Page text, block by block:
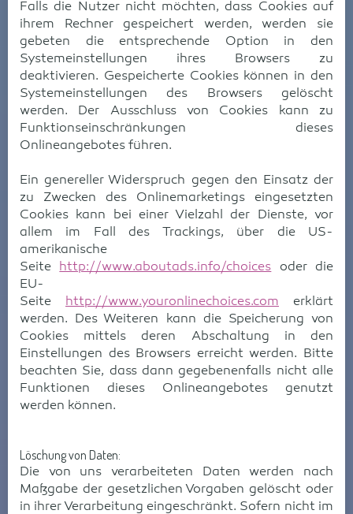
Falls die Nutzer nicht möchten, dass Cookies auf
ihrem Rechner gespeichert werden, werden sie
gebeten die entsprechende Option in den
Systemeinstellungen ihres Browsers zu
deaktivieren. Gespeicherte Cookies können in den
Systemeinstellungen des Browsers gelöscht
werden. Der Ausschluss von Cookies kann zu
Funktionseinschränkungen dieses
Onlineangebotes führen.
Ein genereller Widerspruch gegen den Einsatz der
zu Zwecken des Onlinemarketings eingesetzten
Cookies kann bei einer Vielzahl der Dienste, vor
allem im Fall des Trackings, über die US-
amerikanische
Seite
http://www.aboutads.info/choices oder die
EU-
Seite
http://www.youronlinechoices.com erklärt
werden. Des Weiteren kann die Speicherung von
Cookies mittels deren Abschaltung in den
Einstellungen des Browsers erreicht werden. Bitte
beachten Sie, dass dann gegebenenfalls nicht alle
Funktionen dieses Onlineangebotes genutzt
werden können.
Löschung von Daten:
Die von uns verarbeiteten Daten werden nach
Maßgabe der gesetzlichen Vorgaben gelöscht oder
in ihrer Verarbeitung eingeschränkt. Sofern nicht im